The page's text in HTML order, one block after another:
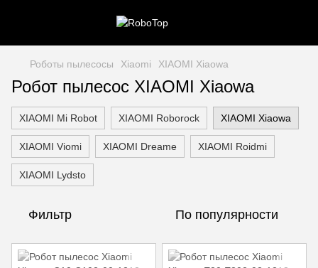
Роботы пылесосы Xiaomi XIAOMI Xiaowa
Робот пылесос XIAOMI Xiaowa
XIAOMI Mi Robot XIAOMI Roborock XIAOMI Xiaowa
XIAOMI Viomi XIAOMI Dreame XIAOMI Roidmi
XIAOMI Lydsto
Фильтр По популярности